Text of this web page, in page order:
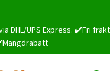
DHL/UPS Express. ✔️Fri frakt